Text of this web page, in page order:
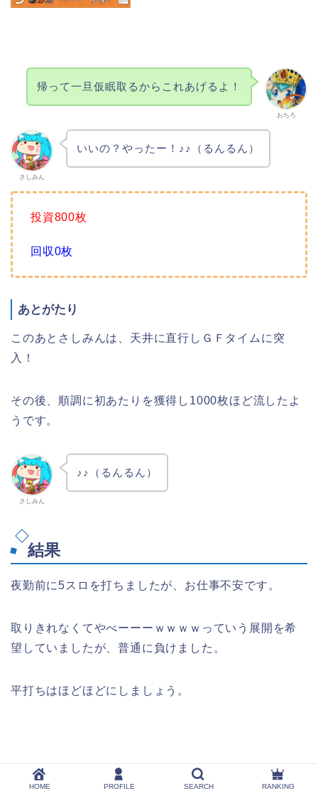
おちろ
帰って一旦仮眠取るからこれあげるよ！
さしみん
いいの？やったー！♪♪（るんるん）
投資800枚
回収0枚
あとがたり
このあとさしみんは、天井に直行しＧＦタイムに突
入！
その後、順調に初あたりを獲得し1000枚ほど流したよ
うです。
さしみん
♪♪（るんるん）
結果
夜勤前に5スロを打ちましたが、お仕事不安です。
取りきれなくてやべーーーｗｗｗｗっていう展開を希
望していましたが、普通に負けました。
平打ちはほどほどにしましょう。
20スロだったら、-36000円だ
HOME PROFILE SEARCH RANKING